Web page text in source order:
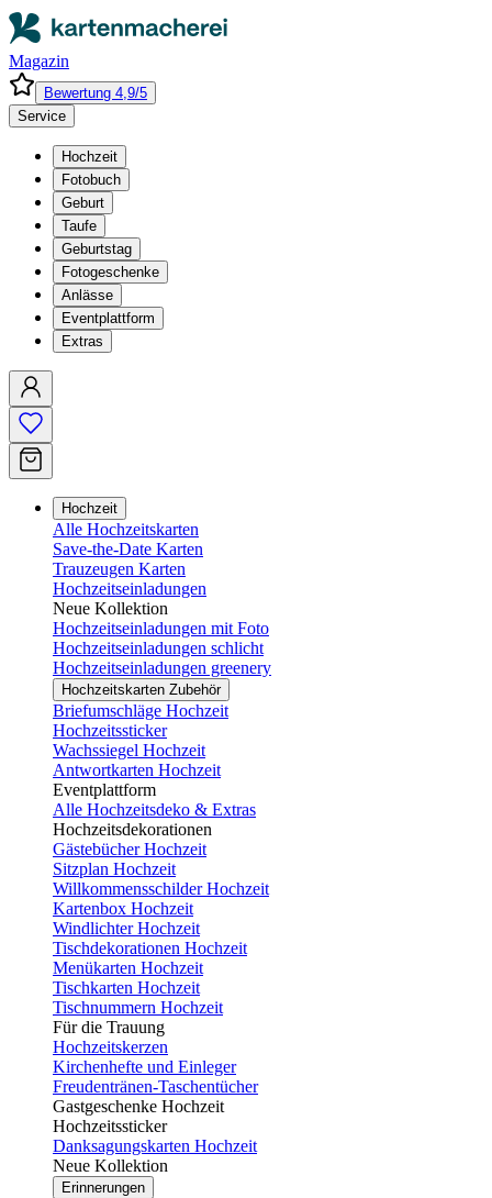
Magazin
Bewertung 4,9/5
Service
Hochzeit
Fotobuch
Geburt
Taufe
Geburtstag
Fotogeschenke
Anlässe
Eventplattform
Extras
Hochzeit
Alle Hochzeitskarten
Save-the-Date Karten
Trauzeugen Karten
Hochzeitseinladungen
Neue Kollektion
Hochzeitseinladungen mit Foto
Hochzeitseinladungen schlicht
Hochzeitseinladungen greenery
Hochzeitskarten Zubehör
Briefumschläge Hochzeit
Hochzeitssticker
Wachssiegel Hochzeit
Antwortkarten Hochzeit
Eventplattform
Alle Hochzeitsdeko & Extras
Hochzeitsdekorationen
Gästebücher Hochzeit
Sitzplan Hochzeit
Willkommensschilder Hochzeit
Kartenbox Hochzeit
Windlichter Hochzeit
Tischdekorationen Hochzeit
Menükarten Hochzeit
Tischkarten Hochzeit
Tischnummern Hochzeit
Für die Trauung
Hochzeitskerzen
Kirchenhefte und Einleger
Freudentränen-Taschentücher
Gastgeschenke Hochzeit
Hochzeitssticker
Danksagungskarten Hochzeit
Neue Kollektion
Erinnerungen